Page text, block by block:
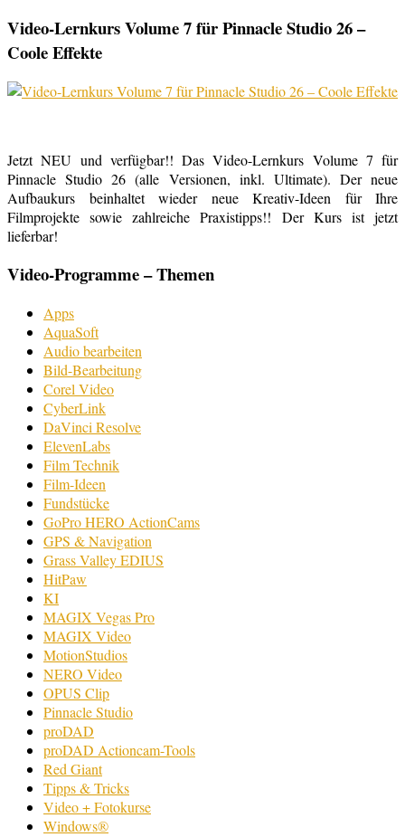
Video-Lernkurs Volume 7 für Pinnacle Studio 26 –
Coole Effekte
Jetzt NEU und verfügbar!! Das Video-Lernkurs Volume 7 für
Pinnacle Studio 26 (alle Versionen, inkl. Ultimate). Der neue
Aufbaukurs beinhaltet wieder neue Kreativ-Ideen für Ihre
Filmprojekte sowie zahlreiche Praxistipps!! Der Kurs ist jetzt
lieferbar!
Video-Programme – Themen
Apps
AquaSoft
Audio bearbeiten
Bild-Bearbeitung
Corel Video
CyberLink
DaVinci Resolve
ElevenLabs
Film Technik
Film-Ideen
Fundstücke
GoPro HERO ActionCams
GPS & Navigation
Grass Valley EDIUS
HitPaw
KI
MAGIX Vegas Pro
MAGIX Video
MotionStudios
NERO Video
OPUS Clip
Pinnacle Studio
proDAD
proDAD Actioncam-Tools
Red Giant
Tipps & Tricks
Video + Fotokurse
Windows®